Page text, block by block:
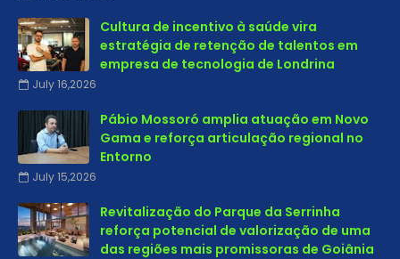
Cultura de incentivo à saúde vira
estratégia de retenção de talentos em
empresa de tecnologia de Londrina
July 16,2026
Pábio Mossoró amplia atuação em Novo
Gama e reforça articulação regional no
Entorno
July 15,2026
Revitalização do Parque da Serrinha
reforça potencial de valorização de uma
das regiões mais promissoras de Goiânia